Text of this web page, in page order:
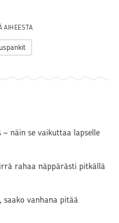
AIHEESTA
näin se vaikuttaa lapselle
rahaa näppärästi pitkällä
saako vanhana pitää